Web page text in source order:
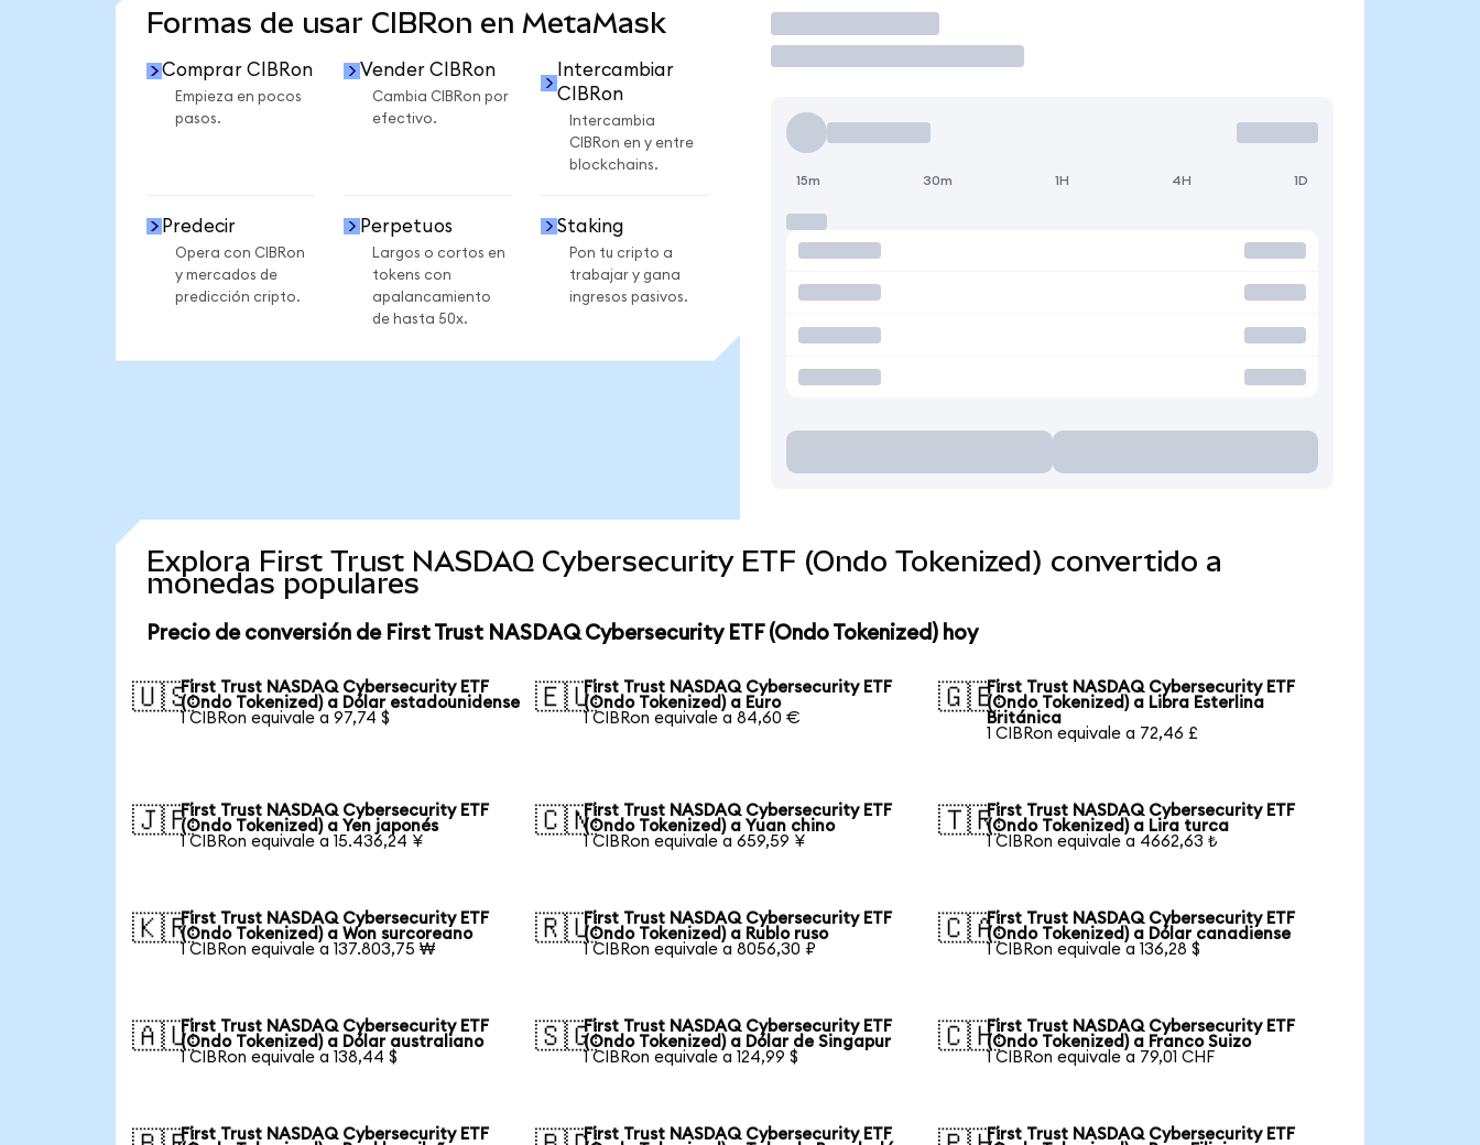
Formas de usar CIBRon en MetaMask
Comprar CIBRon
Empieza en pocos
pasos.
Vender CIBRon
Cambia CIBRon por
efectivo.
Intercambiar
CIBRon
Intercambia
CIBRon en y entre
blockchains.
Predecir
Opera con CIBRon
y mercados de
predicción cripto.
Perpetuos
Largos o cortos en
tokens con
apalancamiento
de hasta 50x.
Staking
Pon tu cripto a
trabajar y gana
ingresos pasivos.
Operar
15m 30m 1H 4H 1D
Explora First Trust NASDAQ Cybersecurity ETF (Ondo Tokenized) convertido a
monedas populares
Precio de conversión de First Trust NASDAQ Cybersecurity ETF (Ondo Tokenized) hoy
🇺🇸First Trust NASDAQ Cybersecurity ETF
(Ondo Tokenized) a Dólar estadounidense
1 CIBRon equivale a 97,74 $
🇪🇺First Trust NASDAQ Cybersecurity ETF
(Ondo Tokenized) a Euro
1 CIBRon equivale a 84,60 €
🇬🇧First Trust NASDAQ Cybersecurity ETF
(Ondo Tokenized) a Libra Esterlina
Británica
1 CIBRon equivale a 72,46 £
🇯🇵First Trust NASDAQ Cybersecurity ETF
(Ondo Tokenized) a Yen japonés
1 CIBRon equivale a 15.436,24 ¥
🇨🇳First Trust NASDAQ Cybersecurity ETF
(Ondo Tokenized) a Yuan chino
1 CIBRon equivale a 659,59 ¥
🇹🇷First Trust NASDAQ Cybersecurity ETF
(Ondo Tokenized) a Lira turca
1 CIBRon equivale a 4662,63 ₺
🇰🇷First Trust NASDAQ Cybersecurity ETF
(Ondo Tokenized) a Won surcoreano
1 CIBRon equivale a 137.803,75 ₩
🇷🇺First Trust NASDAQ Cybersecurity ETF
(Ondo Tokenized) a Rublo ruso
1 CIBRon equivale a 8056,30 ₽
🇨🇦First Trust NASDAQ Cybersecurity ETF
(Ondo Tokenized) a Dólar canadiense
1 CIBRon equivale a 136,28 $
🇦🇺First Trust NASDAQ Cybersecurity ETF
(Ondo Tokenized) a Dólar australiano
1 CIBRon equivale a 138,44 $
🇸🇬First Trust NASDAQ Cybersecurity ETF
(Ondo Tokenized) a Dólar de Singapur
1 CIBRon equivale a 124,99 $
🇨🇭First Trust NASDAQ Cybersecurity ETF
(Ondo Tokenized) a Franco Suizo
1 CIBRon equivale a 79,01 CHF
First Trust NASDAQ Cybersecurity ETF
First Trust NASDAQ Cybersecurity ETF
First Trust NASDAQ Cybersecurity ETF